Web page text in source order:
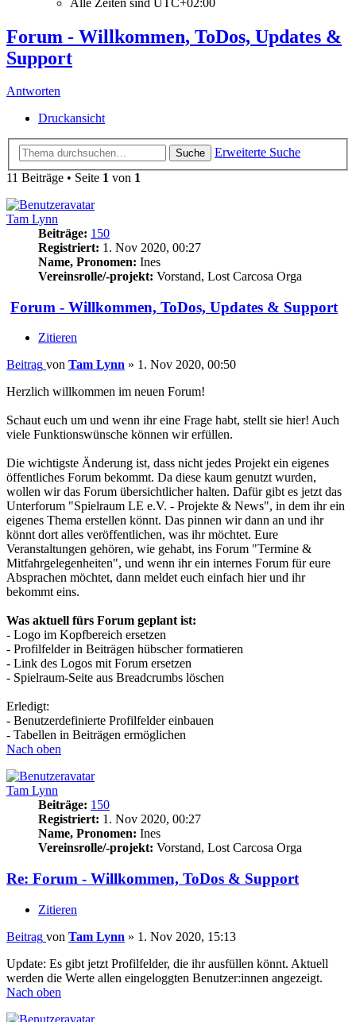
Forum - Willkommen, ToDos, Updates &
Support
Antworten
Druckansicht
Suche
Erweiterte Suche
11 Beiträge • Seite 1 von 1
Tam Lynn
Beiträge: 150
Registriert: 1. Nov 2020, 00:27
Name, Pronomen: Ines
Vereinsrolle/-projekt: Vorstand, Lost Carcosa Orga
Forum - Willkommen, ToDos, Updates & Support
Zitieren
Beitrag von Tam Lynn » 1. Nov 2020, 00:50
Herzlich willkommen im neuen Forum!
Schaut euch um und wenn ihr eine Frage habt, stellt sie hier! Auch
viele Funktionswünsche können wir erfüllen.
Die wichtigste Änderung ist, dass nicht jedes Projekt ein eigenes
öffentliches Forum bekommt. Da diese kaum genutzt wurden,
wollen wir das Forum übersichtlicher halten. Dafür gibt es jetzt das
Unterforum "Spielraum LE e.V. - Projekte & News", in dem ihr ein
eigenes Thema erstellen könnt. Das pinnen wir dann an und ihr
könnt dort alles veröffentlichen, was ihr möchtet. Eure
Veranstaltungen gehören, wie gehabt, ins Forum "Termine &
Mitfahrgelegenheiten", und wenn ihr ein internes Forum für eure
Absprachen möchtet, dann meldet euch einfach hier und ihr
bekommt eins.
Was aktuell fürs Forum geplant ist:
- Logo im Kopfbereich ersetzen
- Profilfelder in Beiträgen hübscher formatieren
- Link des Logos mit Forum ersetzen
- Spielraum-Seite aus Breadcrumbs löschen
Erledigt:
- Benutzerdefinierte Profilfelder einbauen
- Tabellen in Beiträgen ermöglichen
Nach oben
Tam Lynn
Beiträge: 150
Registriert: 1. Nov 2020, 00:27
Name, Pronomen: Ines
Vereinsrolle/-projekt: Vorstand, Lost Carcosa Orga
Re: Forum - Willkommen, ToDos & Support
Zitieren
Beitrag von Tam Lynn » 1. Nov 2020, 15:13
Update: Es gibt jetzt Profilfelder, die ihr ausfüllen könnt. Aktuell
werden die Werte allen eingeloggten Benutzer:innen angezeigt.
Nach oben